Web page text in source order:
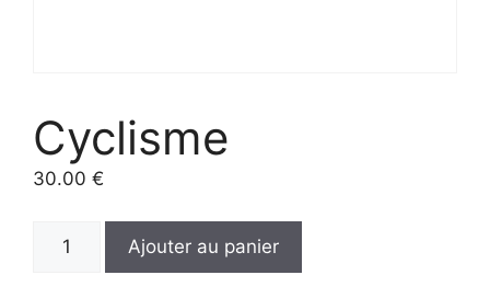
Cyclisme
30.00 €
Ajouter au panier